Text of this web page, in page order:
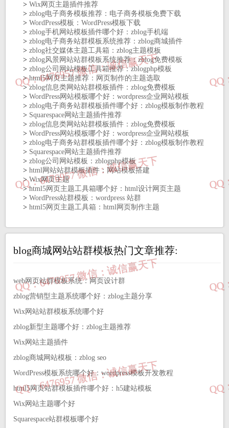
> Wix‌网页‌主题插件推荐
> zblog电子商务模板推荐：电子商务模板免费下载
> WordPress模板：WordPress模板下载
> zblog手机网站模板插件哪个好：zblog手机端
> zblog电子商务站群模板系统推荐：zblog商城插件
> zblog社交媒体主题工具箱：zblog主题模板
> zblog风景网站站群模板系统推荐：zblog免费模板
> zblog公司网站模板工具箱推荐：zblogphp模板
>html5网页主题推荐：网页制作的主题选取
>zblog信息类网站站群模板插件：zblog免费模板
> WordPress网站模板哪个好：wordpress企业网站模板
> zblog电子商务站群模板插件哪个好：zblog模板制作教程
> Squarespace网站‌主题插件推荐
> zblog信息类网站站群模板插件：zblog免费模板
> WordPress网站模板哪个好：wordpress企业网站模板
> zblog电子商务站群模板插件哪个好：zblog模板制作教程
> Squarespace网站‌主题插件推荐
> zblog公司网站模板：zblogphp模板
> html网站站群模板插件：网站模板搭建
>Wix‌网页‌主题
>html5网页主题工具箱哪个好：html设计网页主题
> WordPress站群模板：wordpress 站群
> html5网页主题工具箱：html网页制作主题
blog商城网站站群模板热门文章推荐:
web网页站群模板系统：网页设计群
zblog营销型主题系统哪个好：zblog主题分享
‌‌Wix‌网站‌站群模板系统哪个好
zblog新型主题哪个好：zblog主题推荐
Wix‌网站‌主题插件
zblog商城网站模板：zblog seo
WordPress模板系统哪个好：wordpress模板开发教程
html5网页站群模板插件哪个好：h5建站模板
Wix‌网站‌主题哪个好
‌‌Squarespace‌站群模板哪个好